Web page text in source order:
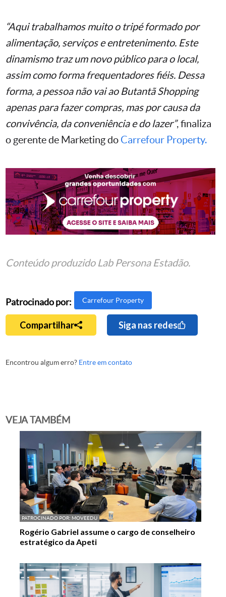
“Aqui trabalhamos muito o tripé formado por
alimentação, serviços e entretenimento. Este
dinamismo traz um novo público para o local,
assim como forma frequentadores fiéis. Dessa
forma, a pessoa não vai ao Butantã Shopping
apenas para fazer compras, mas por causa da
convivência, da conveniência e do lazer”, finaliza
o gerente de Marketing do Carrefour Property.
Conteúdo produzido Lab Persona Estadão.
Patrocinado por: Carrefour Property
Compartilhar Siga nas redes
Encontrou algum erro? Entre em contato
VEJA TAMBÉM
PATROCINADO POR: MOVEEDU
Rogério Gabriel assume o cargo de conselheiro
estratégico da Apeti